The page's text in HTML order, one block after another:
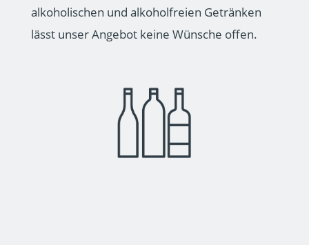
alkoholischen und alkoholfreien Getränken
lässt unser Angebot keine Wünsche offen.